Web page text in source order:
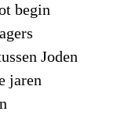
begin
Joden
jaren